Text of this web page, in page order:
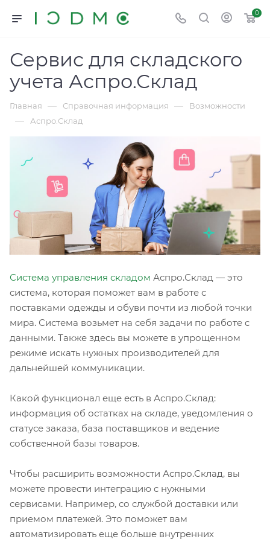
0
Сервис для складского
учета Аспро.Склад
Главная — Справочная информация — Возможности
— Аспро.Склад
Система управления складом Аспро.Склад — это
система, которая поможет вам в работе с
поставками одежды и обуви почти из любой точки
мира. Система возьмет на себя задачи по работе с
данными. Также здесь вы можете в упрощенном
режиме искать нужных производителей для
дальнейшей коммуникации.
Какой функционал еще есть в Аспро.Склад:
информация об остатках на складе, уведомления о
статусе заказа, база поставщиков и ведение
собственной базы товаров.
Чтобы расширить возможности Аспро.Склад, вы
можете провести интеграцию с нужными
сервисами. Например, со службой доставки или
приемом платежей. Это поможет вам
автоматизировать еще больше внутренних